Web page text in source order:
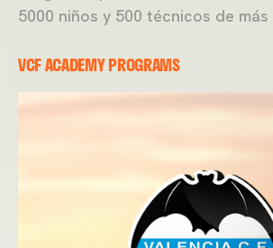
5000 niños y 500 técnicos de más
VCF ACADEMY PROGRAMS